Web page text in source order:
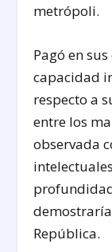
metrópoli.
Pagó en
capacidad
respecto a
entre los
observada
República.